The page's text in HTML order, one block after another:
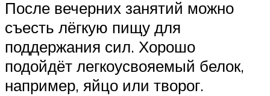
После вечерних занятий можно
съесть лёгкую пищу для
поддержания сил. Хорошо
подойдёт легкоусвояемый белок,
например, яйцо или творог.